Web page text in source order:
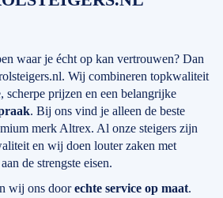
waar je écht op kan vertrouwen? Dan
Wij combineren topkwaliteit
scherpe prijzen en een belangrijke
. Bij ons vind je alleen de beste
merk Altrex. Al onze steigers zijn
en wij doen louter zaken met
de strengste eisen.
wij ons doorechte service op maat.